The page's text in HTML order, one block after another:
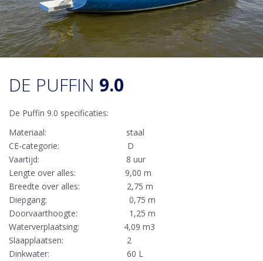
DE PUFFIN 9.0
De Puffin 9.0 specificaties:
Materiaal: staal
CE-categorie: D
Vaartijd: 8 uur
Lengte over alles: 9,00 m
Breedte over alles: 2,75 m
Diepgang: 0,75 m
Doorvaarthoogte: 1,25 m
Waterverplaatsing: 4,09 m3
Slaapplaatsen: 2
Dinkwater: 60 L